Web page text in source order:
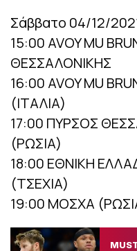
Σάββατο 04/12/
15:00 AVOY MU
ΘΕΣΣΑΛΟΝΙΚΗΣ
16:00 AVOY MU
(ΙΤΑΛΙΑ)
17:00 ΠΥΡΣΟΣ
(ΡΩΣΙΑ)
18:00 ΕΘΝΙΚΗ
(ΤΣΕΧΙΑ)
19:00 ΜΟΣΧΑ